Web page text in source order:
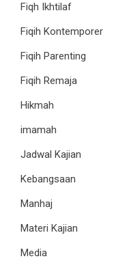
Fiqh Ikhtilaf
Fiqih Kontemporer
Fiqih Parenting
Fiqih Remaja
Hikmah
imamah
Jadwal Kajian
Kebangsaan
Manhaj
Materi Kajian
Media